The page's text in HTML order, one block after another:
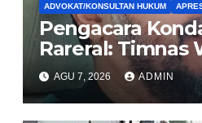
ADVOKAT/KONSULTAN HUKUM
Pengacara
Rareral: Timnas
Menang Lawan
Jadi Kado HUT
untuk Rakyat
AGU 7, 2026 ADMIN